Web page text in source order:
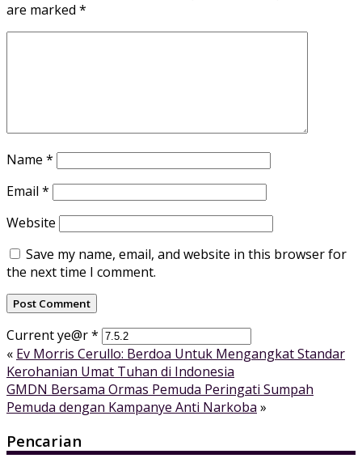
are marked *
Name *
Email *
Website
Save my name, email, and website in this browser for
the next time I comment.
Current ye@r*
« Ev Morris Cerullo: Berdoa Untuk Mengangkat Standar
Kerohanian Umat Tuhan di Indonesia
GMDN Bersama Ormas Pemuda Peringati Sumpah
Pemuda dengan Kampanye Anti Narkoba »
Pencarian